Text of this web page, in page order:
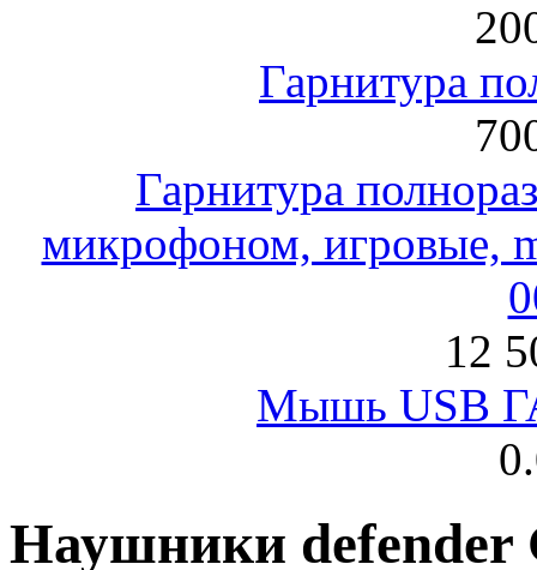
Гарнитура
Гарнитура
микрофоном, игровые,
12
Мышь USB
Наушники defender